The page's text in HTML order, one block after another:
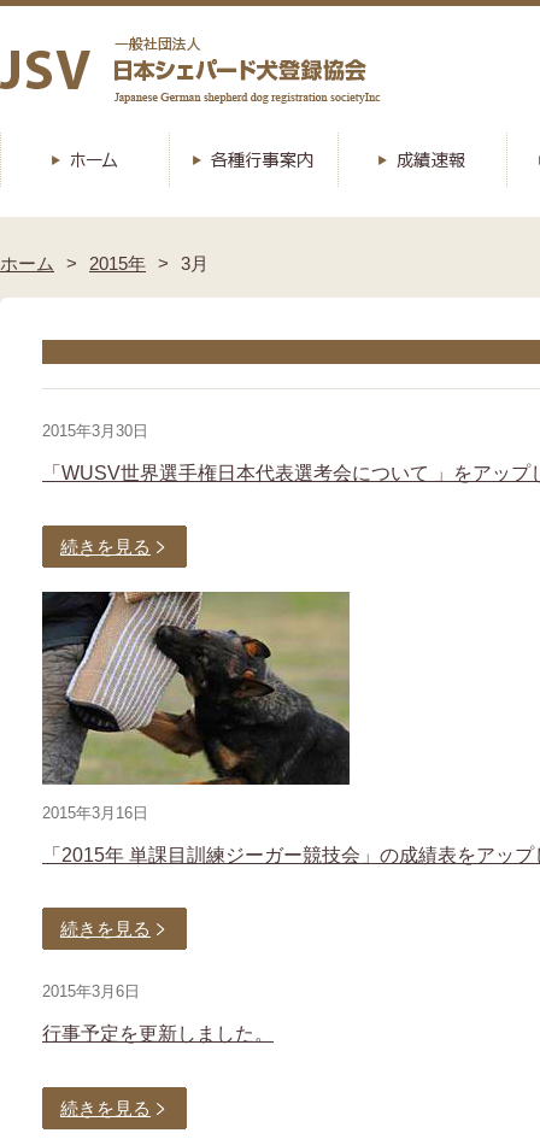
ホーム 2015年 3月
2015年3月30日
「WUSV世界選手権日本代表選考会について 」をアップ
続きを見る
2015年3月16日
「2015年 単課目訓練ジーガー競技会」の成績表をアッ
続きを見る
2015年3月6日
行事予定を更新しました。
続きを見る